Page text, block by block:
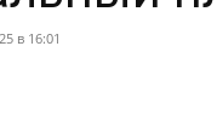
в 16:01